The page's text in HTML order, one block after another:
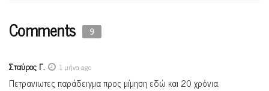
Comments 9
Σταύρος Γ. 1 μήνα ago
Πετρανιωτες παράδειγμα προς μίμηση εδώ και 20 χρόνια.